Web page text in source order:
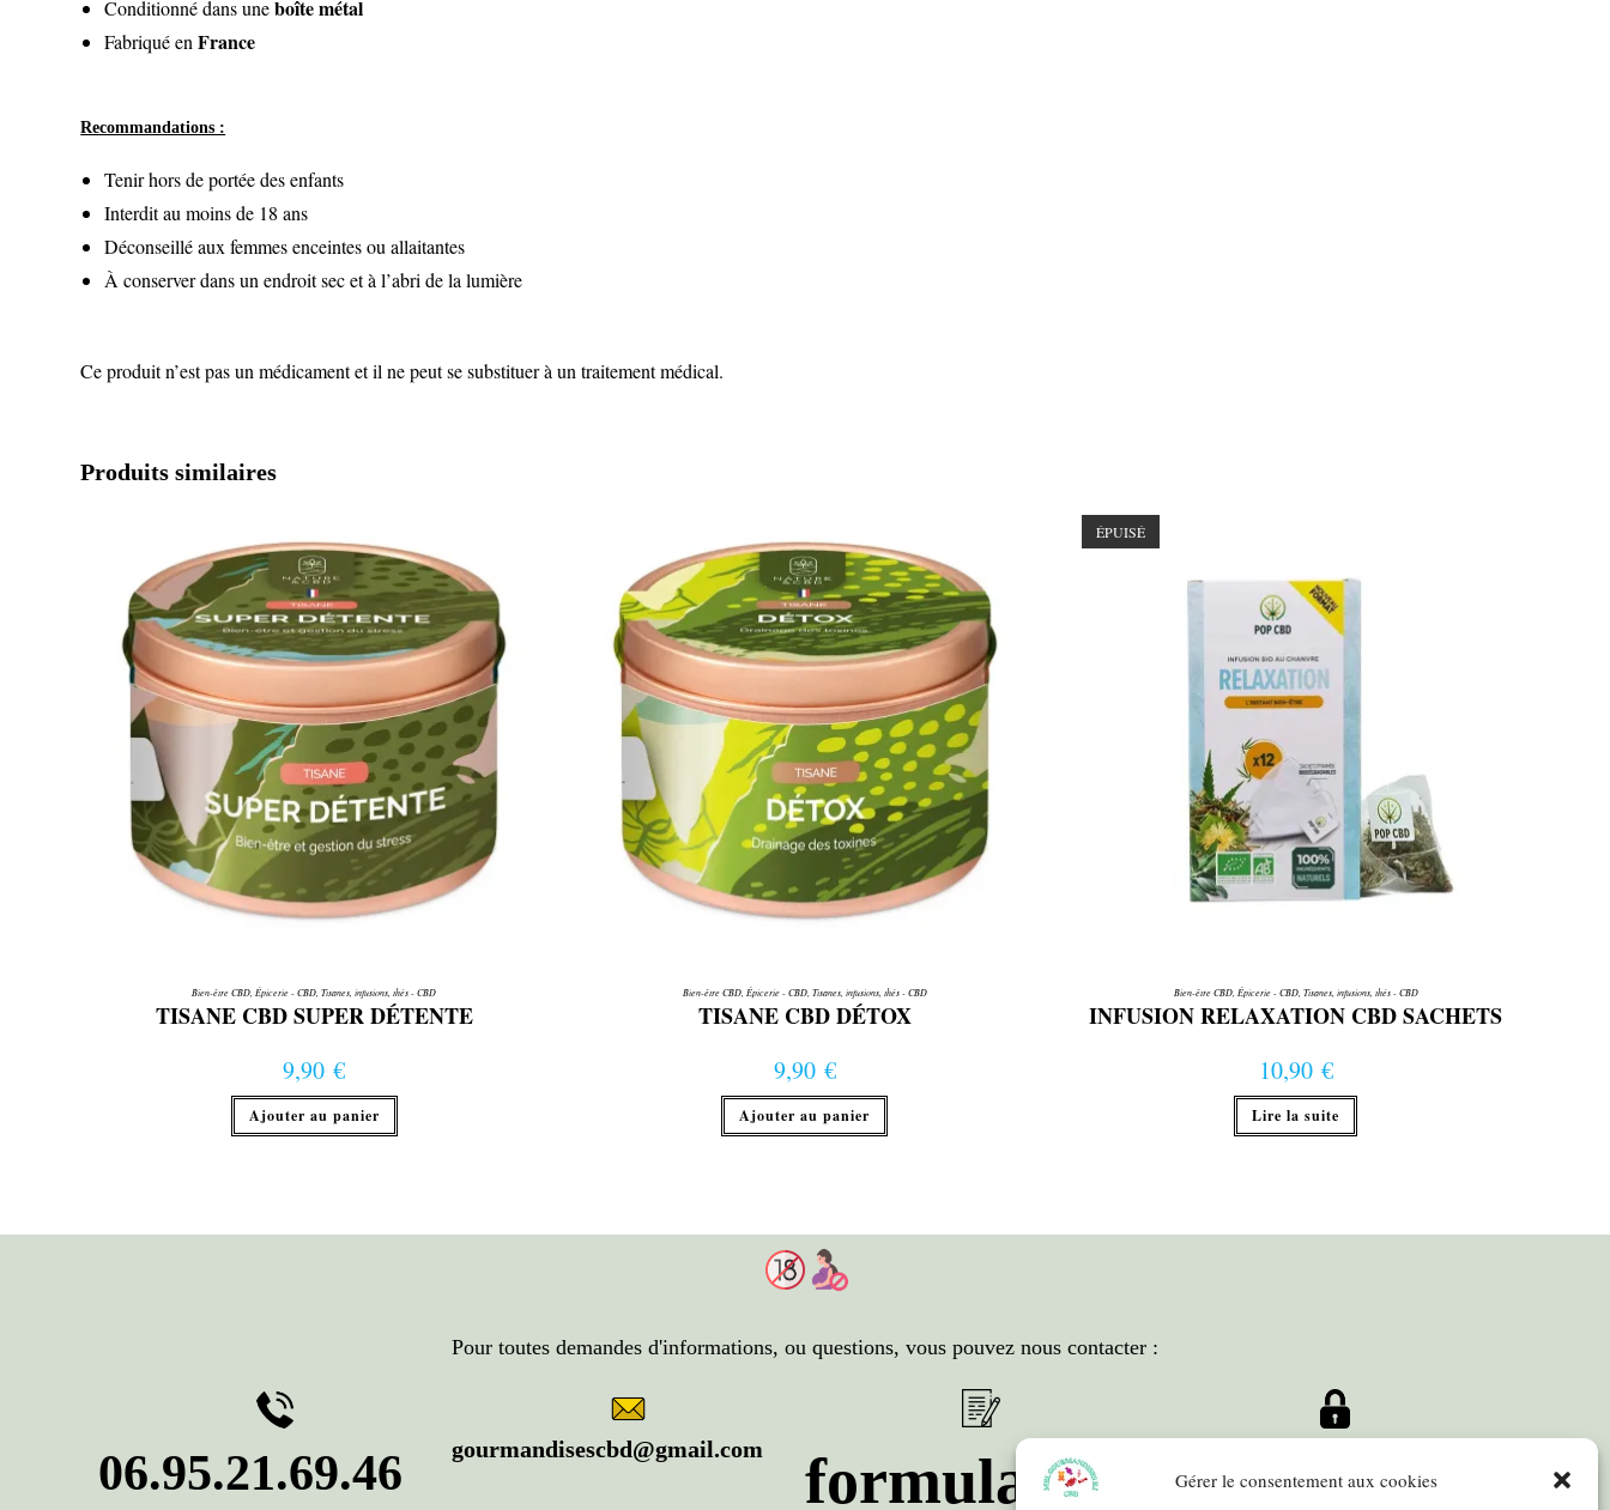
Gérer le consentement aux cookies
Conditionné dans uneboîte métal
Fabriqué enFrance
Recommandations :
Tenir hors de portée des enfants
Interdit au moins de 18 ans
Déconseillé aux femmes enceintes ou allaitantes
À conserver dans un endroit sec et à l’abri de la lumière
Ce produit n’est pas un médicament et il ne peut se substituer à un traitement médical.
Produits similaires
Bien-être CBD ,Épicerie - CBD ,Tisanes, infusions, thés - CBD
TISANE CBD SUPER DÉTENTE
9,90€
Ajouter au panier
Bien-être CBD, Épicerie - CBD, Tisanes, infusions, thés - CBD
TISANE CBD DÉTOX
9,90 €
Ajouter au panier
ÉPUISÉ
Bien-être CBD, Épicerie - CBD, Tisanes, infusions, thés - CBD
INFUSION RELAXATION CBD SACHETS
10,90 €
Lire la suite
Pour toutes demandes d'informations, ou questions, vous pouvez nous contacter :
06.95.21.69.46 gourmandisescbd@gmail.com formulaire Paiement